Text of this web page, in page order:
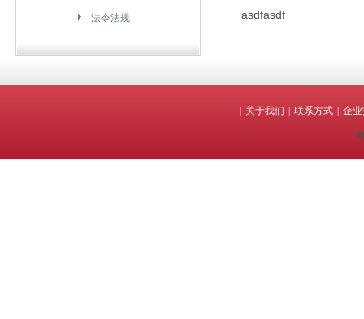
法令法规 asdfasdf
| 关于我们 | 联系方式 | 企